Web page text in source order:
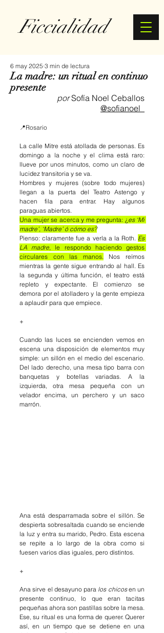
Ficcialidad
La madre: un ritual en continuo
presente
6 may 2025 3 min de lectura
por Sofía Noel Ceballos
@sofianoel_
📍Rosario
La calle Mitre está atollada de personas. Es
domingo a la noche y el clima está raro:
llueve por unos minutos, como un claro de
lucidez transitoria y se va.
Hombres y mujeres (sobre todo mujeres)
llegan a la puerta del Teatro Astengo y
hacen fila para entrar. Hay algunos
paraguas abiertos.
Una mujer se acerca y me pregunta: ¿es ‘Mi
madre’, ‘Madre’ ó cómo es?
Pienso: claramente fue a verla a la Roth. Es
LA madre, le respondo haciendo gestos
circulares con las manos.
Nos reímos
mientras la gente sigue entrando al hall. Es
la segunda y última función, el teatro está
repleto y expectante. El comienzo se
demora por el atolladero y la gente empieza
a aplaudir para que empiece.
+
Cuando las luces se encienden vemos en
escena una disposición de elementos muy
simple: un sillón en el medio del escenario.
Del lado derecho, una mesa tipo barra con
banquetas y botellas variadas. A la
izquierda, otra mesa pequeña con un
velador encima, un perchero y un saco
marrón.
Ana está desparramada sobre el sillón. Se
despierta sobresaltada cuando se enciende
la luz y entra su marido, Pedro. Esta escena
se repite a lo largo de la obra como si
fuesen varios días iguales, pero distintos.
+
Ana sirve el desayuno para los chicos en un
presente continuo, lo que eran tacitas
pequeñas ahora son pastillas sobre la mesa.
Ese, su ritual es una forma de querer. Querer
así, en un tiempo que se detiene en una